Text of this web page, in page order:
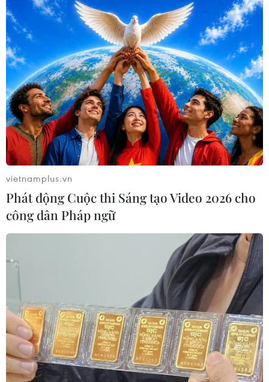
vietnamplus.vn
Phát động Cuộc thi Sáng tạo Video 2026 cho
công dân Pháp ngữ